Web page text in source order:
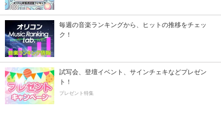
毎週の音楽ランキングから、ヒットの推移をチェッ
ク！
試写会、登壇イベント、サインチェキなどプレゼン
ト！
プレゼント特集